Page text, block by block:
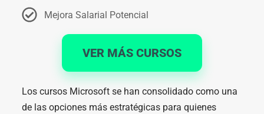
Mejora Salarial Potencial
VER MÁS CURSOS
Los cursos Microsoft se han consolidado como una
de las opciones más estratégicas para quienes